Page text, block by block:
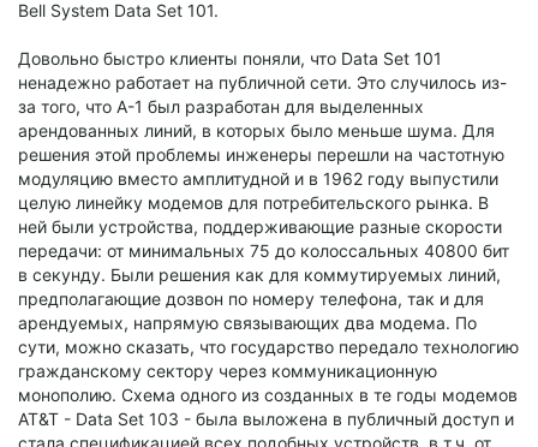
Bell System Data Set 101.
Довольно быстро клиенты поняли, что Data Set 101
ненадежно работает на публичной сети. Это случилось из-
за того, что A-1 был разработан для выделенных
арендованных линий, в которых было меньше шума. Для
решения этой проблемы инженеры перешли на частотную
модуляцию вместо амплитудной и в 1962 году выпустили
целую линейку модемов для потребительского рынка. В
ней были устройства, поддерживающие разные скорости
передачи: от минимальных 75 до колоссальных 40800 бит
в секунду. Были решения как для коммутируемых линий,
предполагающие дозвон по номеру телефона, так и для
арендуемых, напрямую связывающих два модема. По
сути, можно сказать, что государство передало технологию
гражданскому сектору через коммуникационную
монополию. Схема одного из созданных в те годы модемов
AT&T - Data Set 103 - была выложена в публичный доступ и
стала спецификацией всех подобных устройств, в т.ч. от